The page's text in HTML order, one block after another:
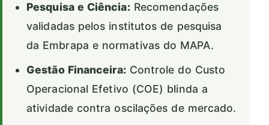
Pesquisa e Ciência:Recomendações
validadas pelos institutos de pesquisa
da Embrapa e normativas do MAPA.
Gestão Financeira:Controle do Custo
Operacional Efetivo (COE) blinda a
atividade contra oscilações de mercado.